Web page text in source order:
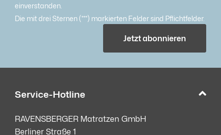
einverstanden.
Die mit drei Sternen (***) markierten Felder sind Pflichtfelder.
Jetzt abonnieren
Service-Hotline
RAVENSBERGER Matratzen GmbH
Berliner Straße 1